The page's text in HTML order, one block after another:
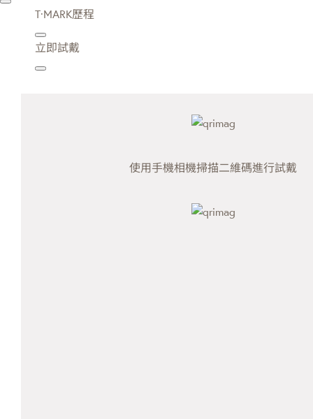
T·MARK歷程
立即試戴
使用手機相機掃描二維碼進行試戴